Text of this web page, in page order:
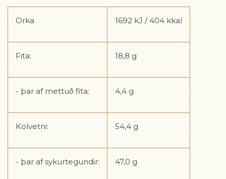
Orka 1692 kJ / 404 kkal
Fita: 18,8 g
- þar af mettuð fita: 4,4 g
Kolvetni: 54,4 g
- þar af sykurtegundir: 47,0 g